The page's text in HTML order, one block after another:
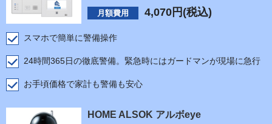
月額費用 4,070 円(税込)
スマホで簡単に警備操作
24時間365日の徹底警備。緊急時にはガードマンが現場に急行
お手頃価格で家計も警備も安心
HOME ALSOK アルボeye